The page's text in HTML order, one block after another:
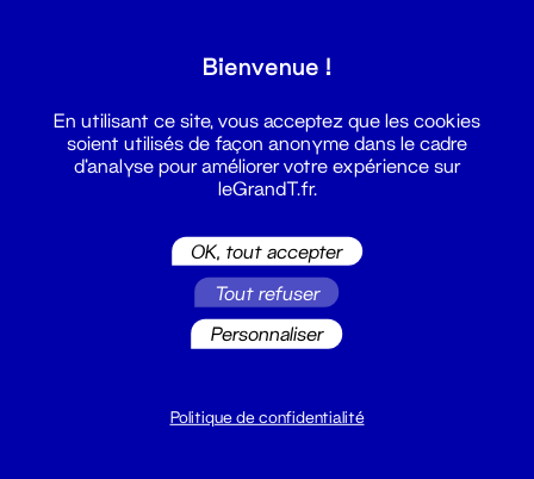
Du lundi au vendredi 14h → 18h
Bienvenue !
En utilisant ce site, vous acceptez que les cookies
soient utilisés de façon anonyme dans le cadre
d'analyse pour améliorer votre expérience sur
leGrandT.fr.
OK, tout accepter
Tout refuser
Personnaliser
Politique de confidentialité